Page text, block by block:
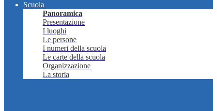
Scuola
Panoramica
Presentazione
I luoghi
Le persone
I numeri della scuola
Le carte della scuola
Organizzazione
La storia